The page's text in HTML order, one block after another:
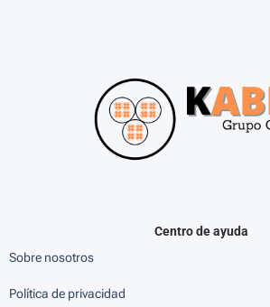
Centro de ayuda
Sobre nosotros
Política de privacidad